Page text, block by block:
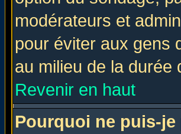
modérateurs et
pour éviter aux gens
au milieu de la durée
Revenir en haut
Pourquoi ne puis-